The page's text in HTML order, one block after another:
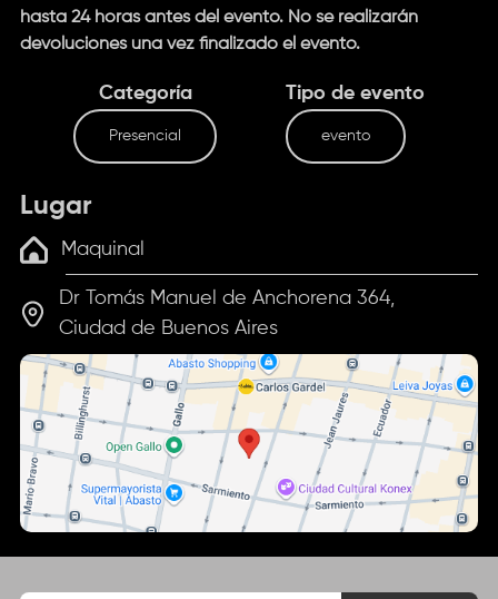
hasta 24 horas antes del evento. No se realizarán
devoluciones una vez finalizado el evento.
Categoría
Presencial
Tipo de evento
evento
Lugar
Maquinal
Dr Tomás Manuel de Anchorena 364,
Ciudad de Buenos Aires